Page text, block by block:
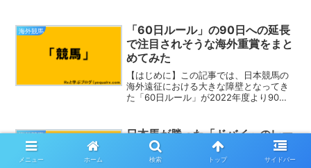
いと思います。アメリカの三冠レースっ
て何だっけ。ケンタッキー...
海外競馬
「60日ルール」の90日への延長
で注目されそうな海外重賞をまと
めてみた
【はじめに】この記事では、日本競馬の
海外遠征における大きな障壁となってき
た「60日ルール」が2022年度より90日
そうな海外重賞をまとめていきたいと思
います。90日に延...
海外競馬
日本馬が勝った「ドバイ」のレー
スをまとめて振り返ってみた
【はじめに】この記事では、日本馬が
メニュー ホーム 検索 トップ サイドバー